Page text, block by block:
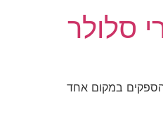
סלולר
במקום אחד